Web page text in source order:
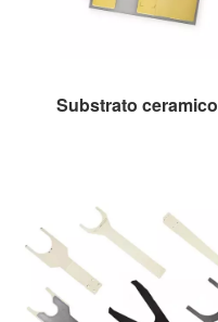
Substrato ceramico